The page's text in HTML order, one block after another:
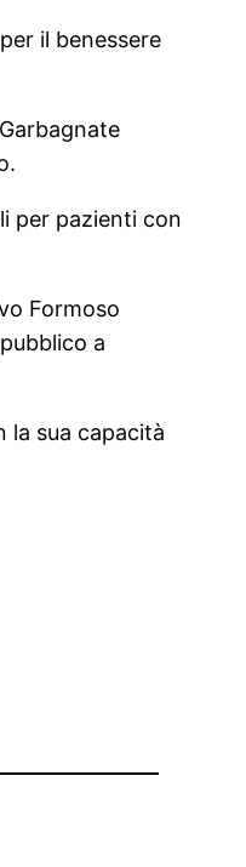
il benessere
per pazienti con
Formoso
a
la sua capacità